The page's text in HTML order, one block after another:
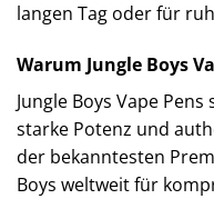
langen Tag oder für
Warum Jungle Boys
Jungle Boys Vape
starke Potenz und
der bekanntesten
Boys weltweit für